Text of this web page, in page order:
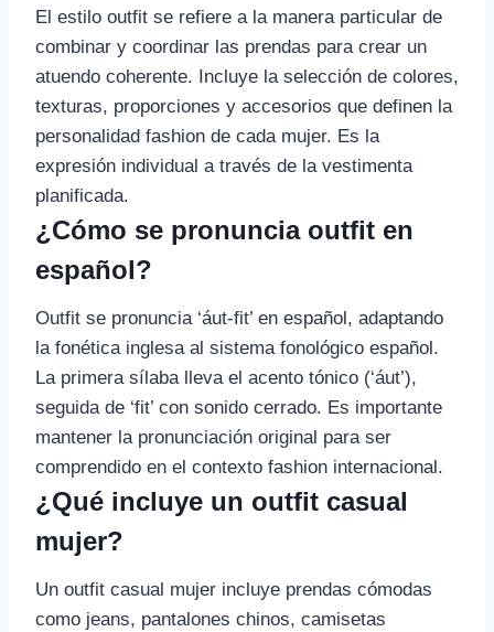
El estilo outfit se refiere a la manera particular de
combinar y coordinar las prendas para crear un
atuendo coherente. Incluye la selección de colores,
texturas, proporciones y accesorios que definen la
personalidad fashion de cada mujer. Es la
expresión individual a través de la vestimenta
planificada.
¿Cómo se pronuncia outfit en
español?
Outfit se pronuncia ‘áut-fit’ en español, adaptando
la fonética inglesa al sistema fonológico español.
La primera sílaba lleva el acento tónico (‘áut’),
seguida de ‘fit’ con sonido cerrado. Es importante
mantener la pronunciación original para ser
comprendido en el contexto fashion internacional.
¿Qué incluye un outfit casual
mujer?
Un outfit casual mujer incluye prendas cómodas
como jeans, pantalones chinos, camisetas